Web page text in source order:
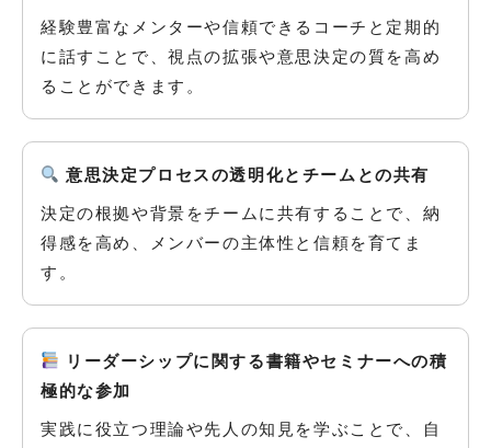
経験豊富なメンターや信頼できるコーチと定期的
に話すことで、視点の拡張や意思決定の質を高め
ることができます。
意思決定プロセスの透明化とチームとの共有
決定の根拠や背景をチームに共有することで、納
得感を高め、メンバーの主体性と信頼を育てま
す。
リーダーシップに関する書籍やセミナーへの積
極的な参加
実践に役立つ理論や先人の知見を学ぶことで、自